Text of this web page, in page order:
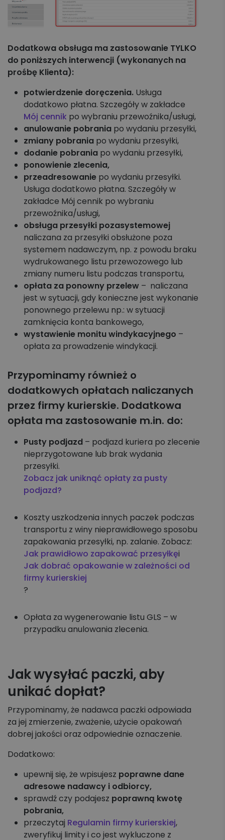
Palety krajowe i międzynarodowe
Apaczka PRO
Regulaminy i Cenniki
Dodatkowa obsługa ma zastosowanie TYLKO
do poniższych interwencji (wykonanych na
prośbę Klienta):
potwierdzenie doręczenia. Usługa
dodatkowo płatna. Szczegóły w zakładce
Mój cennik po wybraniu przewoźnika/usługi,
anulowanie pobrania po wydaniu przesyłki,
zmiany pobrania po wydaniu przesyłki,
dodanie pobrania po wydaniu przesyłki,
ponowienie zlecenia,
przeadresowanie po wydaniu przesyłki.
Usługa dodatkowo płatna. Szczegóły w
zakładce Mój cennik po wybraniu
przewoźnika/usługi,
obsługa przesyłki pozasystemowej
naliczana za przesyłki obsłużone poza
systemem nadawczym, np. z powodu braku
wydrukowanego listu przewozowego lub
zmiany numeru listu podczas transportu,
opłata za ponowny przelew – naliczana
jest w sytuacji, gdy konieczne jest wykonanie
ponownego przelewu np.: w sytuacji
zamknięcia konta bankowego,
wystawienie monitu windykacyjnego –
opłata za prowadzenie windykacji.
Przypominamy również o
dodatkowych opłatach naliczanych
przez firmy kurierskie. Dodatkowa
opłata ma zastosowanie m.in. do:
Pusty podjazd – podjazd kuriera po zlecenie
nieprzygotowane lub brak wydania
przesyłki.
Zobacz jak uniknąć opłaty za pusty
podjazd?
Koszty uszkodzenia innych paczek podczas
transportu z winy nieprawidłowego sposobu
zapakowania przesyłki, np. zalanie. Zobacz:
Jak prawidłowo zapakować przesyłkęi
Jak dobrać opakowanie w zależności od
firmy kurierskiej
?
Opłata za wygenerowanie listu GLS – w
przypadku anulowania zlecenia.
Jak wysyłać paczki, aby
unikać dopłat?
Przypominamy, że nadawca paczki odpowiada
za jej zmierzenie, zważenie, użycie opakowań
dobrej jakości oraz odpowiednie oznaczenie.
Dodatkowo:
upewnij się, że wpisujesz poprawne dane
adresowe nadawcy i odbiorcy,
sprawdź czy podajesz poprawną kwotę
pobrania,
przeczytaj Regulamin firmy kurierskiej,
zweryfikuj limity i co jest wykluczone z